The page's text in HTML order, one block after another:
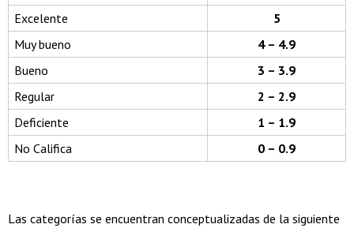
Excelente
5
Muy bueno
4 – 4.9
Bueno
3 – 3.9
Regular
2 – 2.9
Deficiente
1 – 1.9
No Califica
0 – 0.9
Las categorías se encuentran conceptualizadas de la siguiente